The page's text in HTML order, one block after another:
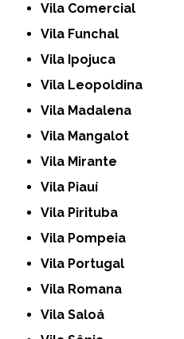
Vila Comercial
Vila Funchal
Vila Ipojuca
Vila Leopoldina
Vila Madalena
Vila Mangalot
Vila Mirante
Vila Piauí
Vila Pirituba
Vila Pompeia
Vila Portugal
Vila Romana
Vila Saloá